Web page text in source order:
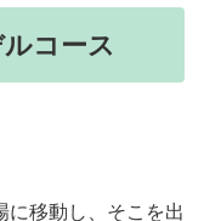
コース
に移動し、そこを出